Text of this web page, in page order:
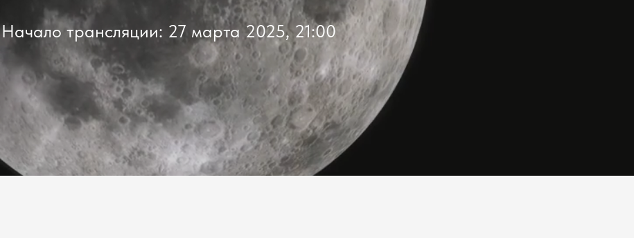
Начало трансляции: 27 марта 2025, 21:00